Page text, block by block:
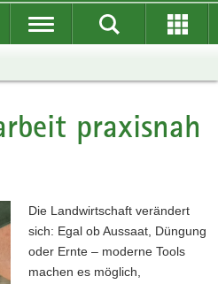
praxisnah
Die Landwirtschaft verändert
sich: Egal ob Aussaat, Düngung
oder Ernte – moderne Tools
machen es möglich,